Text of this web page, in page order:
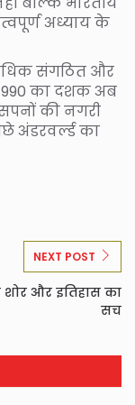
अध्याय के
संगठित और
का दशक अब
की नगरी
अंडरवर्ल्ड का
NEXT POST
शोर और इतिहास का
सच